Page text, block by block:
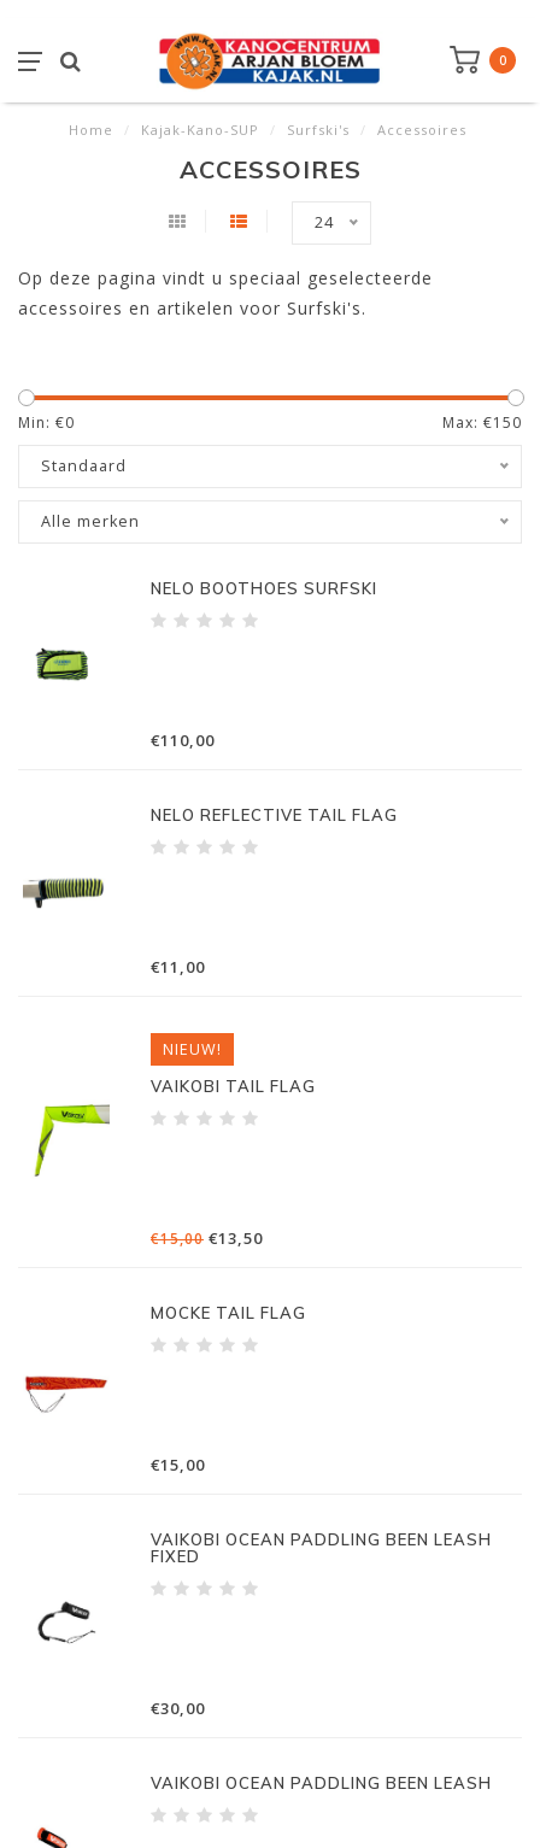
0
Home / Kajak-Kano-SUP / Surfski's / Accessoires
ACCESSOIRES
24
Op deze pagina vindt u speciaal geselecteerde
accessoires en artikelen voor Surfski's.
Min: €0 Max: €150
Standaard
Alle merken
NELO BOOTHOES SURFSKI
€110,00
NELO REFLECTIVE TAIL FLAG
€11,00
NIEUW!
VAIKOBI TAIL FLAG
€15,00 €13,50
MOCKE TAIL FLAG
€15,00
VAIKOBI OCEAN PADDLING BEEN LEASH
FIXED
€30,00
VAIKOBI OCEAN PADDLING BEEN LEASH